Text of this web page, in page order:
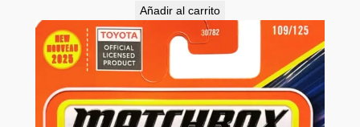
Añadir al carrito